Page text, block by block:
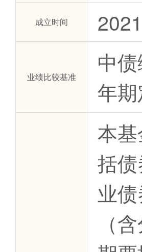
成立时间
业绩比较基准
中
年
本
括
业
（